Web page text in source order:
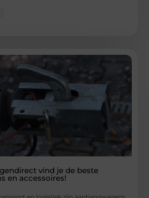
vind je de beste
en accessoires!